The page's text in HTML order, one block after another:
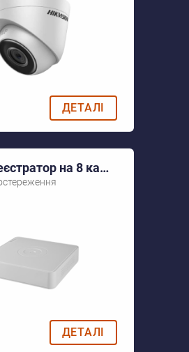
ДЕТАЛІ
IP відеореєстратор на 8 камер до 4МП Hikvision DS-7108NI-Q1
ДЕТАЛІ